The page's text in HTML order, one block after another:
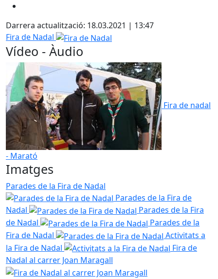
Darrera actualització: 18.03.2021 | 13:47
Fira de Nadal
Vídeo - Àudio
Fira de nadal
- Marató
Imatges
Parades de la Fira de Nadal
Parades de la Fira de
Nadal
Parades de la Fira
de Nadal
Parades de la
Fira de Nadal
Activitats a
la Fira de Nadal
Fira de
Nadal al carrer Joan Maragall